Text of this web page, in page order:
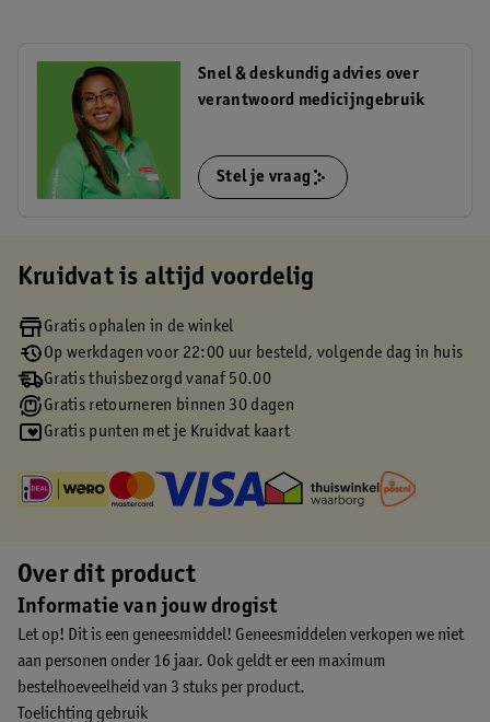
Snel & deskundig advies over
verantwoord medicijngebruik
Stel je vraag
Kruidvat is altijd voordelig
Gratis ophalen in de winkel
Op werkdagen voor 22:00 uur besteld, volgende dag in huis
Gratis thuisbezorgd vanaf 50.00
Gratis retourneren binnen 30 dagen
Gratis punten met je Kruidvat kaart
Over dit product
Informatie van jouw drogist
Let op! Dit is een geneesmiddel! Geneesmiddelen verkopen we niet
aan personen onder 16 jaar. Ook geldt er een maximum
bestelhoeveelheid van 3 stuks per product.
Toelichting gebruik